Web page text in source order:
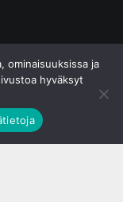
ominaisuuksissa ja
hyväksyt